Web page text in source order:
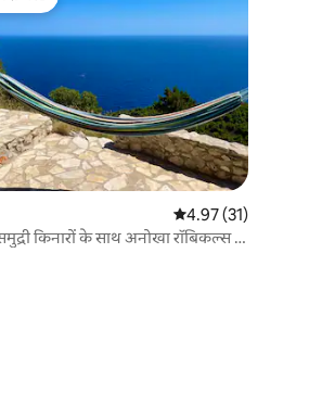
फ़ेवरेट
औसत रेटिंग 5 में से 4.97,
4.97 (31)
किनारों के साथ अनोखा रॉबिकल्स -